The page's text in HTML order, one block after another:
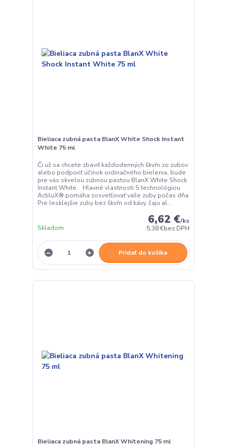
Bieliaca zubná pasta BlanX White Shock Instant
White 75 ml
Či už sa chcete zbaviť každodenných škvŕn zo zubov
alebo podporiť účinok ordinačného bielenia, bude
pre vás skvelou zubnou pastou BlanX White Shock
Instant White. Hlavné vlastnosti S technológiou
ActiluX® pomáha zosvetľovať vaše zuby počas dňa
Pre lesklejšie zuby bez škvŕn od kávy, čaju al...
6,62 €/ks
5,38 €bez DPH
Skladom
Pridať do košíka
Bieliaca zubná pasta BlanX Whitening 75 ml